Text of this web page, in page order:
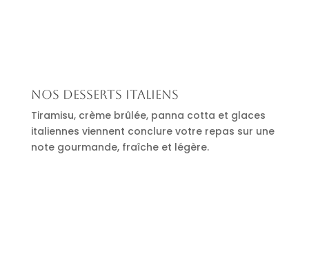
Nos desserts italiens
Tiramisu, crème brûlée, panna cotta et glaces
italiennes viennent conclure votre repas sur une
note gourmande, fraîche et légère.